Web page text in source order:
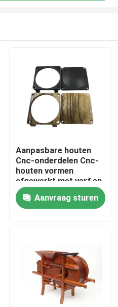
Aanpasbare houten
Cnc-onderdelen Cnc-
houten vormen
afgewerkt met verf en
polijsten
Aanvraag sturen